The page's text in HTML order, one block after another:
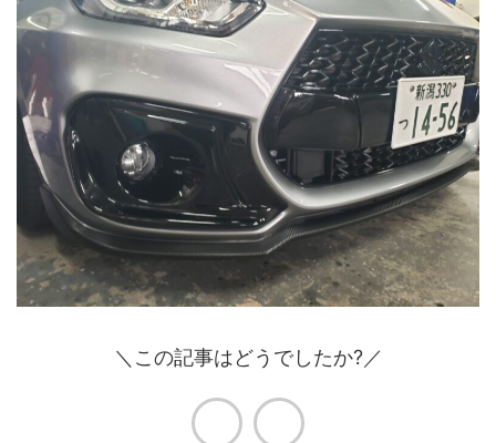
＼この記事はどうでしたか?／